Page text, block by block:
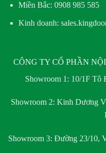
Miền Bắc: 0908 985 585
Kinh doanh:
CÔNG TY CỔ PHẦN
Showroom 1: 10/1F Tô
Showroom 2: Kinh Dương
Showroom 3: Đường 23/10,